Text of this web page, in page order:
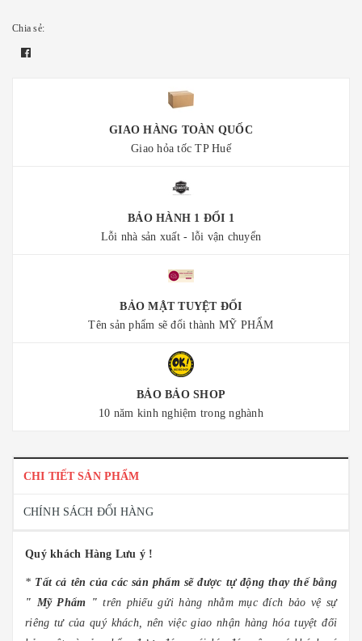
Chia sẻ:
GIAO HÀNG TOÀN QUỐC
Giao hỏa tốc TP Huế
BẢO HÀNH 1 ĐỔI 1
Lỗi nhà sản xuất - lỗi vận chuyển
BẢO MẬT TUYỆT ĐỐI
Tên sản phẩm sẽ đổi thành MỸ PHẨM
BẢO BẢO SHOP
10 năm kinh nghiệm trong nghành
CHI TIẾT SẢN PHẨM
CHÍNH SÁCH ĐỔI HÀNG
Quý khách Hàng Lưu ý !
* Tất cả tên của các sản phẩm sẽ được tự động thay thế bằng
" Mỹ Phẩm " trên phiếu gửi hàng nhằm mục đích bảo vệ sự
riêng tư của quý khách, nên việc giao nhận hàng hóa tuyệt đối